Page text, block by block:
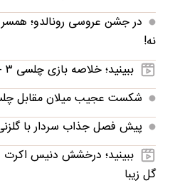
در جشن عروسی رونالدو؛
نه!
ببینید؛ خلاصه بازی چلسی ۳ - میلان ۰ | دوستانه
شکست عجیب میلان مقابل
پیش فصل جذاب سردار با
گل زیبا